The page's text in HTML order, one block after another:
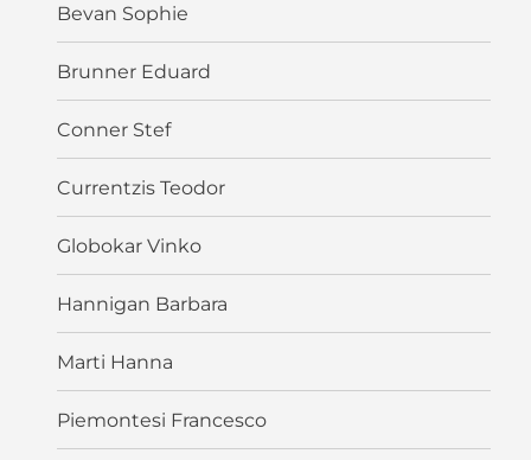
Bevan Sophie
Brunner Eduard
Conner Stef
Currentzis Teodor
Globokar Vinko
Hannigan Barbara
Marti Hanna
Piemontesi Francesco